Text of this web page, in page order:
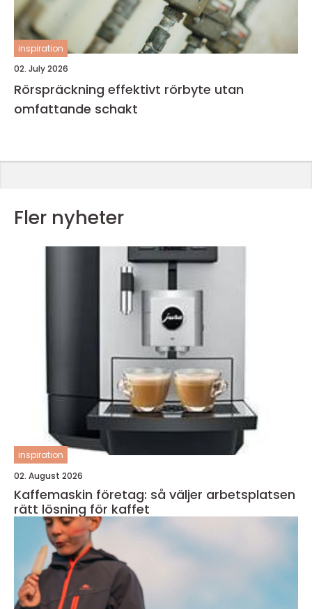
inspiration
02. July 2026
Rörspräckning effektivt rörbyte utan
omfattande schakt
Fler nyheter
inspiration
02. August 2026
Kaffemaskin företag: så väljer arbetsplatsen
rätt lösning för kaffet